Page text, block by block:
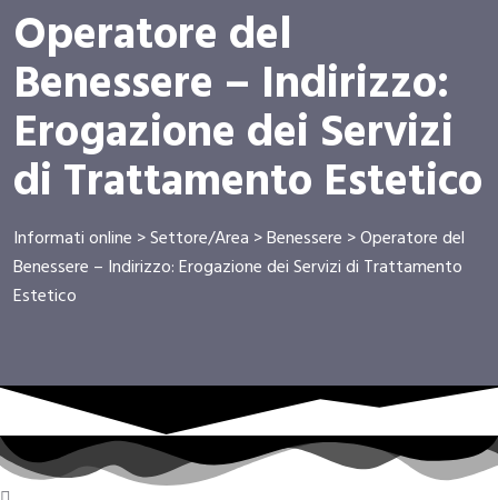
Operatore del
Benessere – Indirizzo:
Erogazione dei Servizi
di Trattamento Estetico
Informati online >Settore/Area >Benessere >Operatore del
Benessere – Indirizzo: Erogazione dei Servizi di Trattamento
Estetico